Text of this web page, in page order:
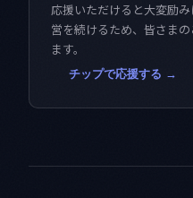
応援いただけると大変励
営を続けるため、皆さま
ます。
チップで応援する →